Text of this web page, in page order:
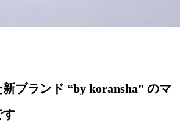
ブランド “by koransha” のマ
す